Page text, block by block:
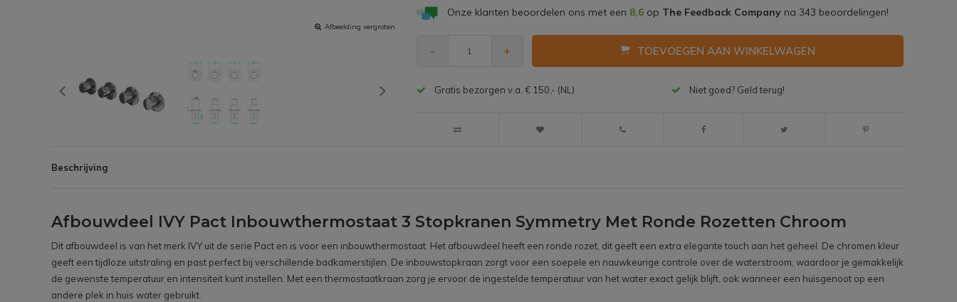
Afbeelding vergroten
Onze klanten beoordelen ons met een 8,6op The Feedback Companyna 343 beoordelingen!
- + TOEVOEGEN AAN WINKELWAGEN
Gratis bezorgen v.a. € 150,- (NL) Niet goed? Geld terug!
Beschrijving
Afbouwdeel IVY Pact Inbouwthermostaat 3 Stopkranen Symmetry Met Ronde Rozetten Chroom
Dit afbouwdeel is van het merk IVY uit de serie Pact en is voor een inbouwthermostaat. Het afbouwdeel heeft een ronde rozet, dit geeft een extra elegante touch aan het geheel. De chromen kleur
geeft een tijdloze uitstraling en past perfect bij verschillende badkamerstijlen. De inbouwstopkraan zorgt voor een soepele en nauwkeurige controle over de waterstroom, waardoor je gemakkelijk
de gewenste temperatuur en intensiteit kunt instellen. Met een thermostaatkraan zorg je ervoor de ingestelde temperatuur van het water exact gelijk blijft, ook wanneer een huisgenoot op een
andere plek in huis water gebruikt.